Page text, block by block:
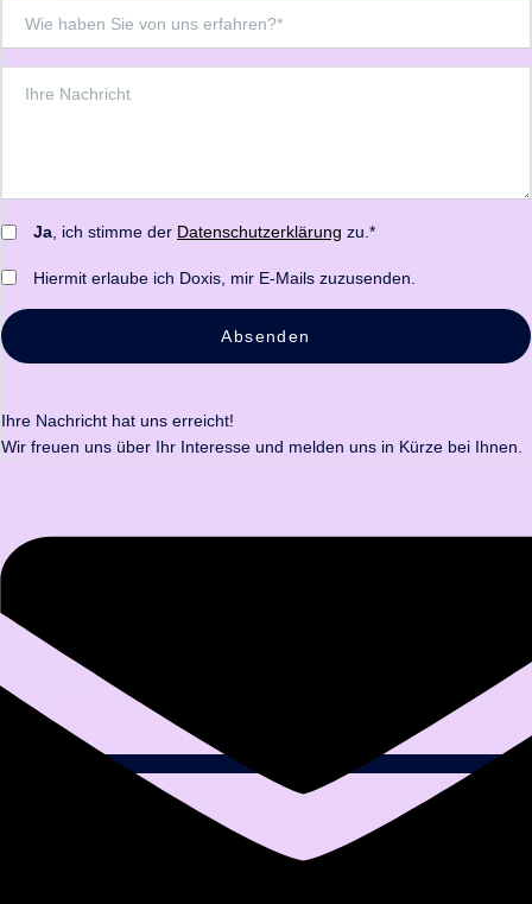
Ja, ich stimme der Datenschutzerklärung zu.*
Hiermit erlaube ich Doxis, mir E-Mails zuzusenden.
Absenden
Ihre Nachricht hat uns erreicht!
Wir freuen uns über Ihr Interesse und melden uns in Kürze bei Ihnen.